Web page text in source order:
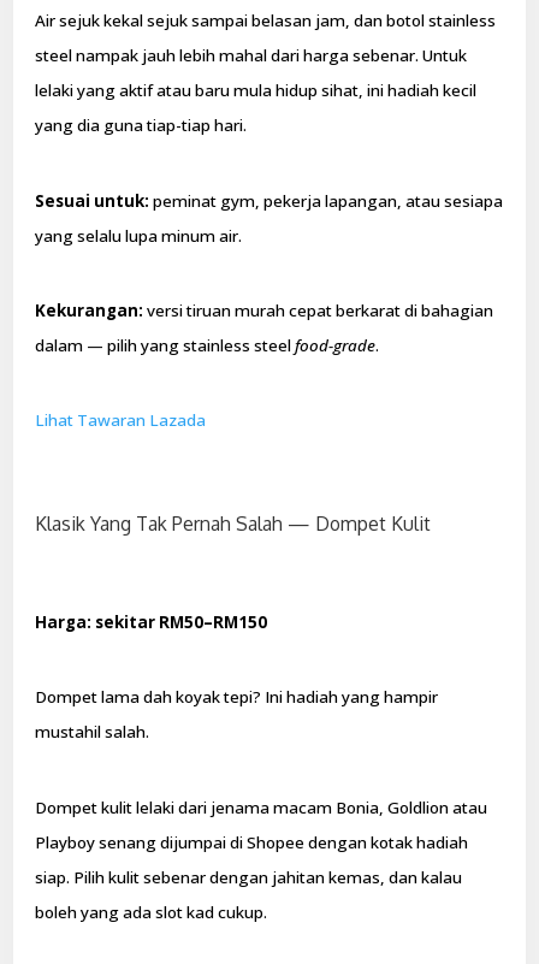
Air sejuk kekal sejuk sampai belasan jam, dan botol stainless
steel nampak jauh lebih mahal dari harga sebenar. Untuk
lelaki yang aktif atau baru mula hidup sihat, ini hadiah kecil
yang dia guna tiap-tiap hari.
Sesuai untuk: peminat gym, pekerja lapangan, atau sesiapa
yang selalu lupa minum air.
Kekurangan: versi tiruan murah cepat berkarat di bahagian
dalam — pilih yang stainless steelfood-grade.
Lihat Tawaran Lazada
Klasik Yang Tak Pernah Salah — Dompet Kulit
Harga: sekitar RM50–RM150
Dompet lama dah koyak tepi? Ini hadiah yang hampir
mustahil salah.
Dompet kulit lelaki dari jenama macam Bonia, Goldlion atau
Playboy senang dijumpai di Shopee dengan kotak hadiah
siap. Pilih kulit sebenar dengan jahitan kemas, dan kalau
boleh yang ada slot kad cukup.